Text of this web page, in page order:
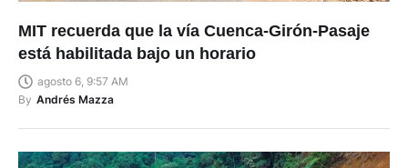
MIT recuerda que la vía Cuenca-Girón-Pasaje
está habilitada bajo un horario
agosto 6, 9:57 AM
By Andrés Mazza